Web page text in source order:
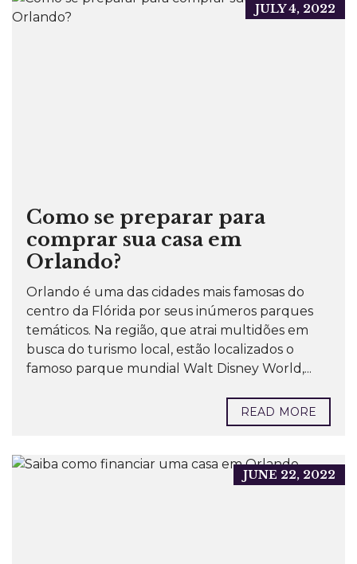
JULY 4, 2022
Como se preparar para
comprar sua casa em
Orlando?
Orlando é uma das cidades mais famosas do
centro da Flórida por seus inúmeros parques
temáticos. Na região, que atrai multidões em
busca do turismo local, estão localizados o
famoso parque mundial Walt Disney World,...
READ MORE
JUNE 22, 2022